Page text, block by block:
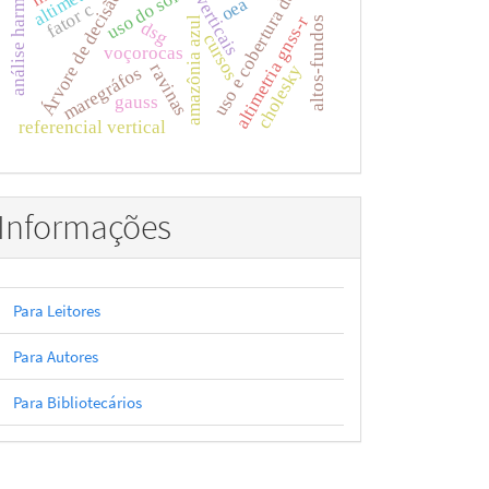
amazônia azul
voçorocas
ravinas
uso do solo
Árvore de decisão uso e cobertura da terra
referencial vertical altimetria gnss-r
maregráfos altos-fundos
dsg
fator c
gauss cholesky
oea
cursos
Informações
Para Leitores
Para Autores
Para Bibliotecários